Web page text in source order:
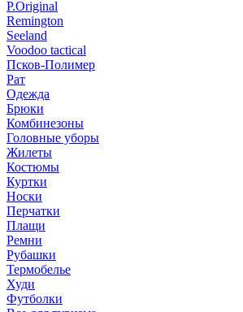
P.Original
Remington
Seeland
Voodoo tactical
Псков-Полимер
Рат
Одежда
Брюки
Комбинезоны
Головные уборы
Жилеты
Костюмы
Куртки
Носки
Перчатки
Плащи
Ремни
Рубашки
Термобелье
Худи
Футболки